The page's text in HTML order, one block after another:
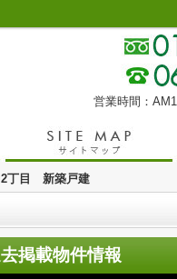
営業時間：
2丁目 新築戸建
掲載物件情報